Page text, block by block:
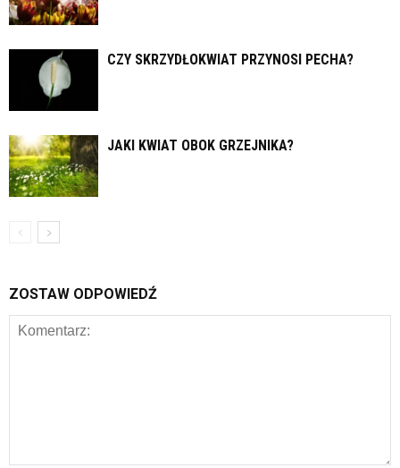
CZY SKRZYDŁOKWIAT PRZYNOSI PECHA?
JAKI KWIAT OBOK GRZEJNIKA?
ZOSTAW ODPOWIEDŹ